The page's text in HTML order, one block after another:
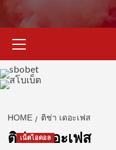
Menu
HOME ติช่า เดอะเฟส
ติช่า เดอะเฟส
เน็ตไอดอล